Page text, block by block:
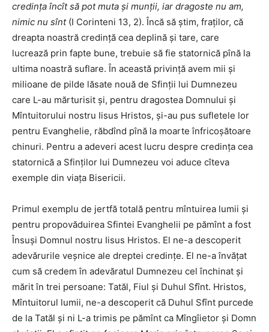
credinţa încît să pot muta şi munţii, iar dragoste nu am,
nimic nu sînt(I Corinteni 13, 2). Încă să ştim, fraţilor, că
dreapta noastră credinţă cea deplină şi tare, care
lucrează prin fapte bune, trebuie să fie statornică pînă la
ultima noastră suflare. În această privinţă avem mii şi
milioane de pilde lăsate nouă de Sfinţii lui Dumnezeu
care L-au mărturisit şi, pentru dragostea Domnului şi
Mîntuitorului nostru Iisus Hristos, şi-au pus sufletele lor
pentru Evanghelie, răbdînd pînă la moarte înfricoşătoare
chinuri. Pentru a adeveri acest lucru despre credinţa cea
statornică a Sfinţilor lui Dumnezeu voi aduce cîteva
exemple din viaţa Bisericii.
Primul exemplu de jertfă totală pentru mîntuirea lumii şi
pentru propovăduirea Sfintei Evanghelii pe pămînt a fost
Însuşi Domnul nostru Iisus Hristos. El ne-a descoperit
adevărurile veşnice ale dreptei credinţe. El ne-a învăţat
cum să credem în adevăratul Dumnezeu cel închinat şi
mărit în trei persoane: Tatăl, Fiul şi Duhul Sfînt. Hristos,
Mîntuitorul lumii, ne-a descoperit că Duhul Sfînt purcede
de la Tatăl şi ni L-a trimis pe pămînt ca Mîngîietor şi Domn